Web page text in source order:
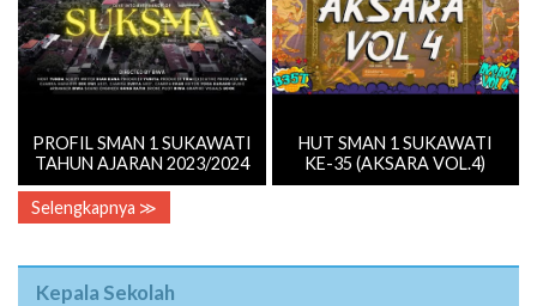
PROFIL SMAN 1 SUKAWATI
TAHUN AJARAN 2023/2024
HUT SMAN 1 SUKAWATI
KE-35 (AKSARA VOL.4)
Selengkapnya ≫
Kepala Sekolah